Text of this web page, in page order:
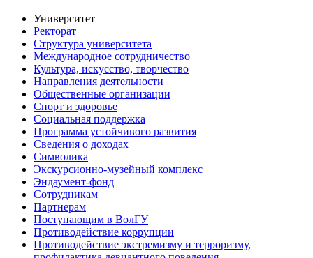
Университет
Ректорат
Структура университета
Международное сотрудничество
Культура, искусство, творчество
Направления деятельности
Общественные организации
Спорт и здоровье
Социальная поддержка
Программа устойчивого развития
Сведения о доходах
Символика
Экскурсионно-музейный комплекс
Эндаумент-фонд
Сотрудникам
Партнерам
Поступающим в ВолГУ
Противодействие коррупции
Противодействие экстремизму и терроризму,